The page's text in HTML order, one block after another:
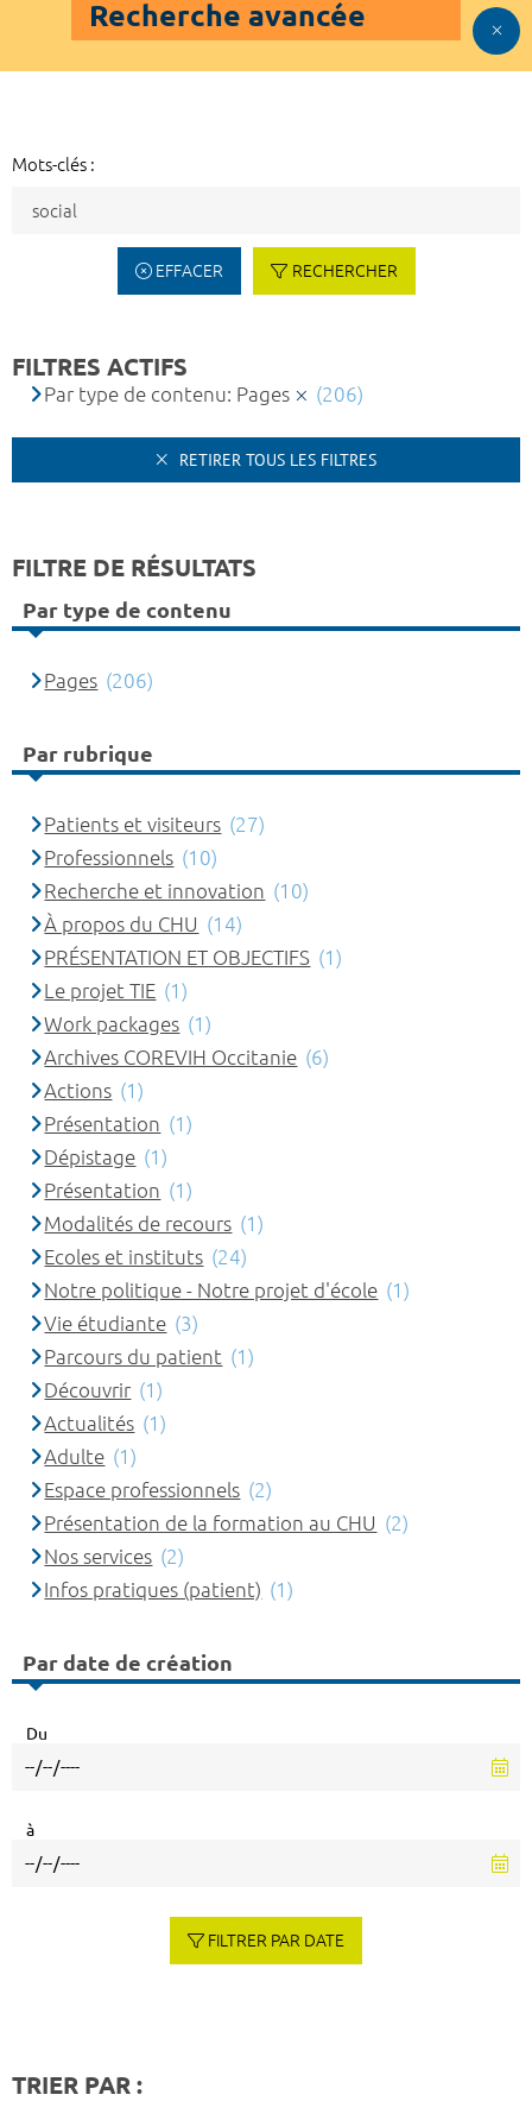
Recherche avancée
Mots-clés :
EFFACER RECHERCHER
FILTRES ACTIFS
Par type de contenu: Pages (206)
RETIRER TOUS LES FILTRES
FILTRE DE RÉSULTATS
Par type de contenu
Pages (206)
Par rubrique
Patients et visiteurs (27)
Professionnels (10)
Recherche et innovation (10)
À propos du CHU (14)
PRÉSENTATION ET OBJECTIFS (1)
Le projet TIE (1)
Work packages (1)
Archives COREVIH Occitanie (6)
Actions (1)
Présentation (1)
Dépistage (1)
Présentation (1)
Modalités de recours (1)
Ecoles et instituts (24)
Notre politique - Notre projet d'école (1)
Vie étudiante (3)
Parcours du patient (1)
Découvrir (1)
Actualités (1)
Adulte (1)
Espace professionnels (2)
Présentation de la formation au CHU (2)
Nos services (2)
Infos pratiques (patient) (1)
Par date de création
Du
à
FILTRER PAR DATE
TRIER PAR :